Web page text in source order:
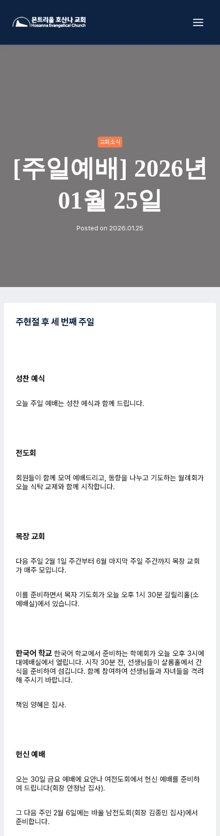
교회소식
[주일예배] 2026년
01월 25일
Posted on 2026.01.25
주현절 후 세 번째 주일
성찬 예식
오늘 주일 예배는 성찬 예식과 함께 드립니다.
전도회
회원들이 함께 모여 예배드리고, 동향을 나누고 기도하는 월례회가
오늘 식탁 교제와 함께 시작합니다.
목장 교회
다음 주일 2월 1일 주간부터 6월 마지막 주일 주간까지 목장 교회
가 매주 모입니다.
이를 준비하면서 목자 기도회가 오늘 오후 1시 30분 갈릴리홀(소
예배실)에서 있습니다.
한국어 학교 한국어 학교에서 준비하는 학예회가 오늘 오후 3시에
대예배실에서 열립니다. 시작 30분 전, 선생님들이 샬롬홀에서 간
식을 준비하여 섬깁니다. 함께 참여하여 선생님들과 자녀들을 격려
해 주시기 바랍니다.
책임 양혜은 집사.
헌신 예배
오는 30일 금요 예배에 요안나 여전도회에서 헌신 예배를 준비하
여 드립니다(회장 안정남 집사).
그 다음 주인 2월 6일에는 바울 남전도회(회장 김종민 집사)에서
준비합니다.